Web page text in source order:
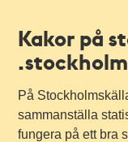
Kakor på
På
sammanställa
fungera på ett bra